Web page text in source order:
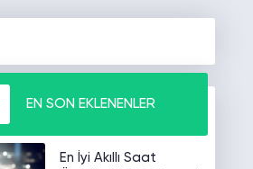
EN SON EKLENENLER
En İyi Akıllı Saat